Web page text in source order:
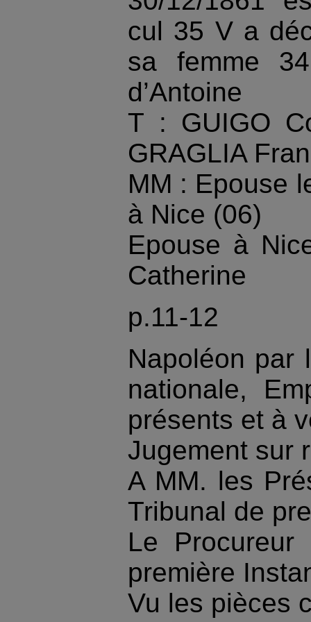
cul 35 V a
sa femme
d’Antoine
T : GUIGO
GRAGLIA
MM : Epouse
à Nice (06)
Epouse à
Catherine
p.11-12
Napoléon par
nationale,
présents et à
Jugement sur
A MM. les
Tribunal de
Le
première
Vu les pièces